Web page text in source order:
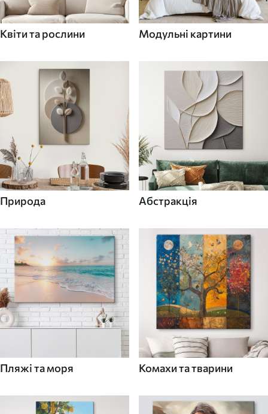
Квіти та рослини Модульні картини
Природа Абстракція
Пляжі та моря Комахи та тварини